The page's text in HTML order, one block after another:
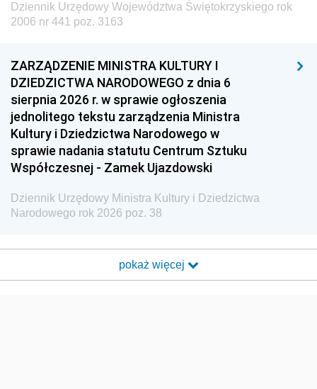
Dziennik Urzędowy Województwa Świętokrzyskiego rok
2006 nr 441 poz. 3163
ZARZĄDZENIE MINISTRA KULTURY I
DZIEDZICTWA NARODOWEGO z dnia 6
sierpnia 2026 r. w sprawie ogłoszenia
jednolitego tekstu zarządzenia Ministra
Kultury i Dziedzictwa Narodowego w
sprawie nadania statutu Centrum Sztuku
Współczesnej - Zamek Ujazdowski
Dziennik Urzędowy Ministra Kultury i Dziedzictwa
Narodowego rok 2026 poz. 38
pokaż więcej